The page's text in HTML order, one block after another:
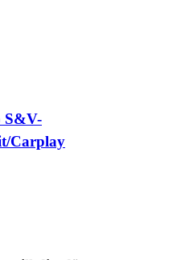
S&V-
Carplay